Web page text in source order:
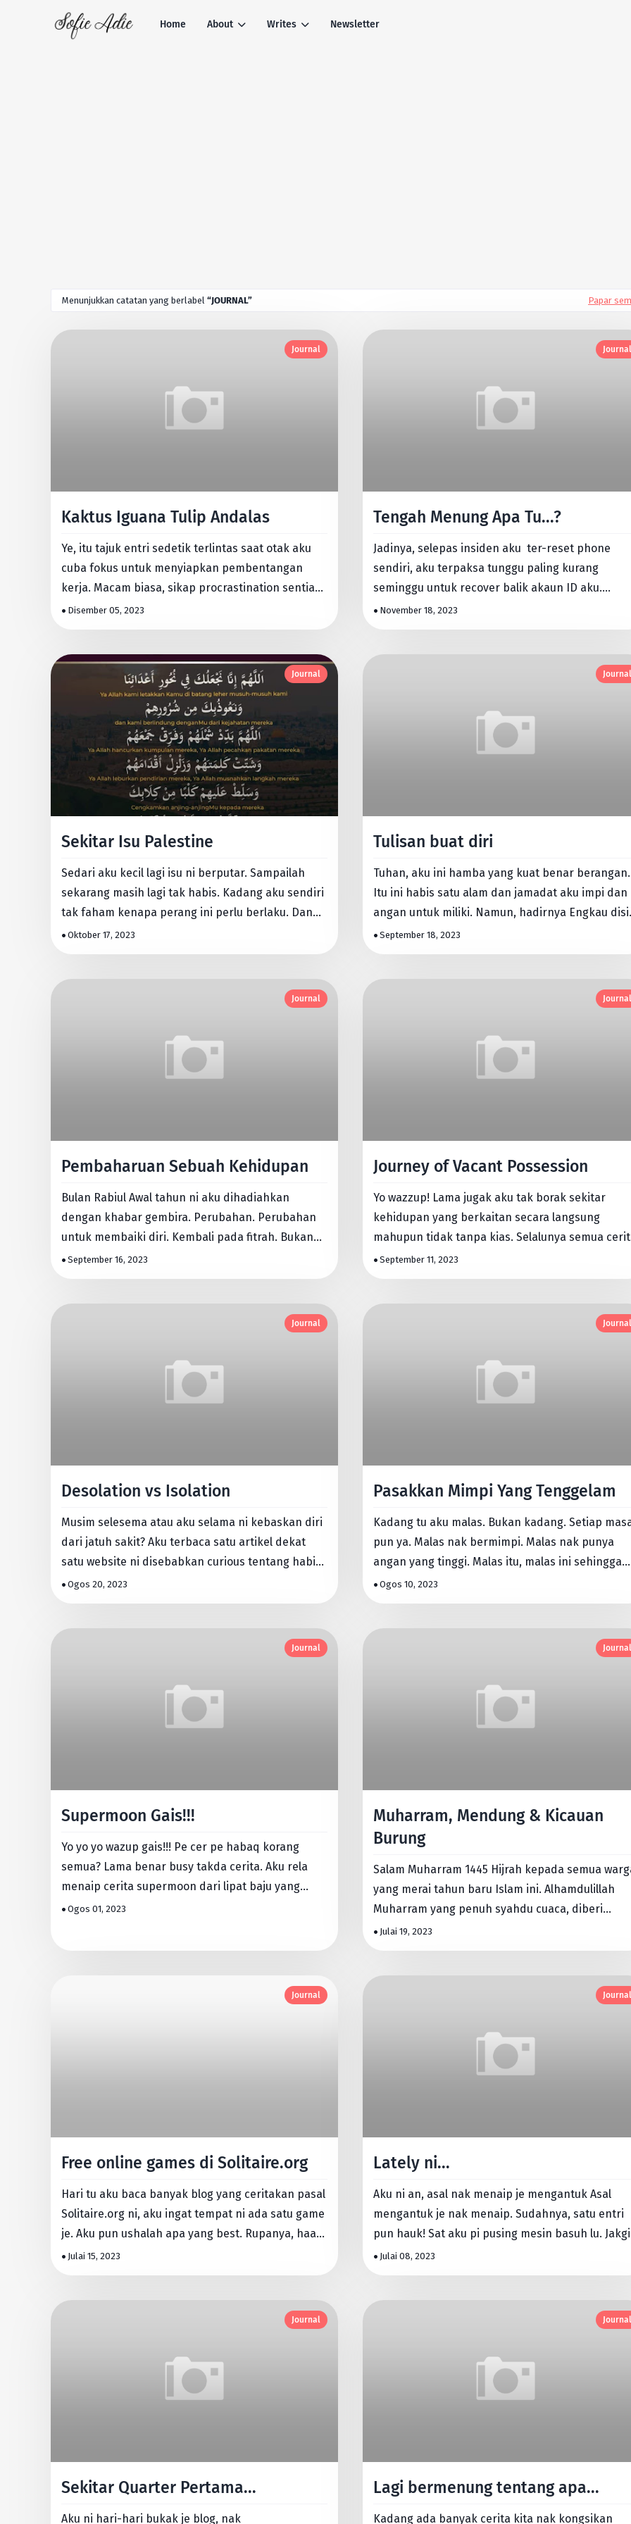
Home About Writes Newsletter
Menunjukkan catatan yang berlabel JOURNAL Papar
Journal
Kaktus Iguana Tulip Andalas
Ye, itu tajuk entri sedetik terlintas saat otak aku
cuba fokus untuk menyiapkan pembentangan
kerja. Macam biasa, sikap procrastination sentiasa
menyaingi seman…
Disember 05, 2023
Journal
Tengah Menung Apa Tu...?
Jadinya, selepas insiden aku ter-reset phone
sendiri, aku terpaksa tunggu paling kurang
seminggu untuk recover balik akaun ID aku.
Hurmmm... Betullah orang ka…
November 18, 2023
Journal
Sekitar Isu Palestine
Sedari aku kecil lagi isu ni berputar. Sampailah
sekarang masih lagi tak habis. Kadang aku sendiri
tak faham kenapa perang ini perlu berlaku. Dan
dimana kita p…
Oktober 17, 2023
Journal
Tulisan buat diri
Tuhan, aku ini hamba yang kuat benar berangan.
Itu ini habis satu alam dan jamadat aku impi dan
angan untuk miliki. Namun, hadirnya Engkau
dalam hati in…
September 18, 2023
Journal
Pembaharuan Sebuah Kehidupan
Bulan Rabiul Awal tahun ni aku dihadiahkan
dengan khabar gembira. Perubahan. Perubahan
untuk membaiki diri. Kembali pada fitrah. Bukan
sekadar ilmu tapi disert…
September 16, 2023
Journal
Journey of Vacant Possession
Yo wazzup! Lama jugak aku tak borak sekitar
kehidupan yang berkaitan secara langsung
mahupun tidak tanpa kias. Selalunya semua
penuh kiasan dan bidalan.…
September 11, 2023
Journal
Desolation vs Isolation
Musim selesema atau aku selama ni kebaskan diri
dari jatuh sakit? Aku terbaca satu artikel dekat
satu website ni disebabkan curious tentang habit
aku yang seka…
Ogos 20, 2023
Journal
Pasakkan Mimpi Yang Tenggelam
Kadang tu aku malas. Bukan kadang. Setiap
pun ya. Malas nak bermimpi. Malas nak punya
angan yang tinggi. Malas itu, malas ini sehingga
apa yang ada depan …
Ogos 10, 2023
Journal
Supermoon Gais!!!
Yo yo yo wazup gais!!! Pe cer pe habaq korang
semua? Lama benar busy takda cerita. Aku rela
menaip cerita supermoon dari lipat baju yang
menimbun. Dasyat benar…
Ogos 01, 2023
Journal
Muharram, Mendung & Kicauan
Burung
Salam Muharram 1445 Hijrah kepada semua
yang merai tahun baru Islam ini. Alhamdulillah
Muharram yang penuh syahdu cuaca, diberi
kesempatan baru untuk mem…
Julai 19, 2023
Journal
Free online games di Solitaire.org
Hari tu aku baca banyak blog yang ceritakan pasal
Solitaire.org ni, aku ingat tempat ni ada satu game
je. Aku pun ushalah apa yang best. Rupanya, haa
banyak …
Julai 15, 2023
Journal
Lately ni...
Aku ni an, asal nak menaip je mengantuk Asal
mengantuk je nak menaip. Sudahnya, satu entri
pun hauk! Sat aku pi pusing mesin basuh lu. Jakgi
sambung. Ni mesin …
Julai 08, 2023
Journal
Sekitar Quarter Pertama...
Aku ni hari-hari bukak je blog, nak
Journal
Lagi bermenung tentang apa...
Kadang ada banyak cerita kita nak kongsikan